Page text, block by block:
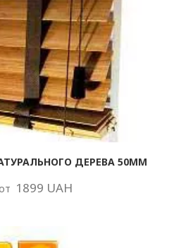
ДЕРЕВА 50ММ
1899 UAH